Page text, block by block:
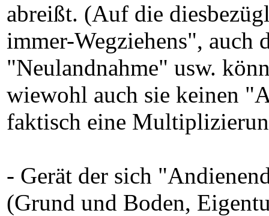
abreißt. (Auf die
immer-Wegziehens", auch
"Neulandnahme" usw.
wiewohl auch sie keinen
faktisch eine
- Gerät der sich
(Grund und Boden,